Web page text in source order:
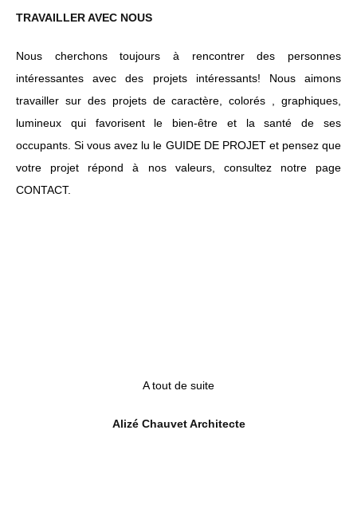
TRAVAILLER AVEC NOUS
Nous cherchons toujours à rencontrer des personnes
intéressantes avec des projets intéressants! Nous aimons
travailler sur des projets de caractère, colorés , graphiques,
lumineux qui favorisent le bien-être et la santé de ses
occupants. Si vous avez lu le GUIDE DE PROJET et pensez que
votre projet répond à nos valeurs, consultez notre page
CONTACT.
A tout de suite
Alizé Chauvet Architecte